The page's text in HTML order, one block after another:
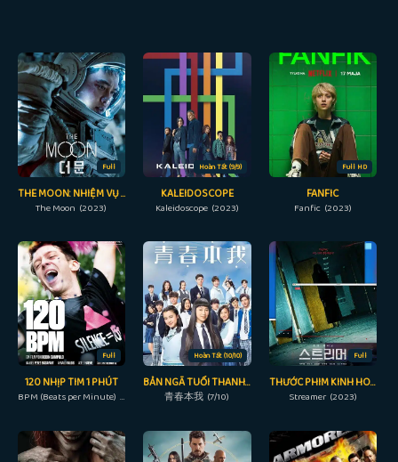
Full
THE MOON: NHIỆM VỤ CUỐI CÙNG
The Moon (2023)
Hoàn Tất (9/9)
KALEIDOSCOPE
Kaleidoscope (2023)
Full HD
FANFIC
Fanfic (2023)
Full
120 NHỊP TIM 1 PHÚT
BPM (Beats per Minute) (2017)
Hoàn Tất (10/10)
BẢN NGÃ TUỔI THANH XUÂN
青春本我 (7/10)
Full
THƯỚC PHIM KINH HOÀNG
Streamer (2023)